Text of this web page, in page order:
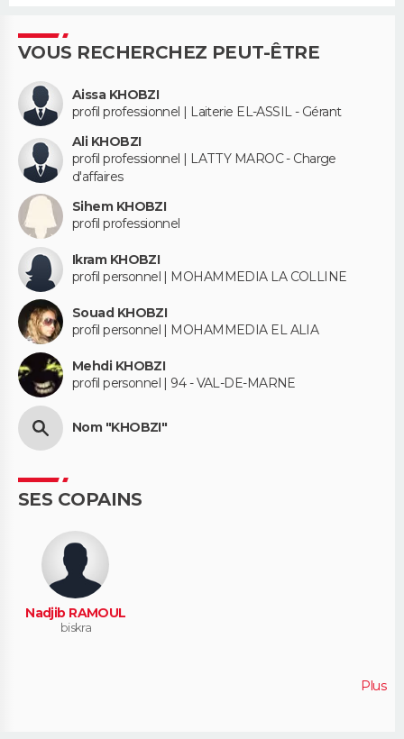
VOUS RECHERCHEZ PEUT-ÊTRE
Aissa KHOBZI
profil professionnel | Laiterie EL-ASSIL - Gérant
Ali KHOBZI
profil professionnel | LATTY MAROC - Charge
d'affaires
Sihem KHOBZI
profil professionnel
Ikram KHOBZI
profil personnel | MOHAMMEDIA LA COLLINE
Souad KHOBZI
profil personnel | MOHAMMEDIA EL ALIA
Mehdi KHOBZI
profil personnel | 94 - VAL-DE-MARNE
Nom "KHOBZI"
SES COPAINS
Nadjib RAMOUL
biskra
Plus